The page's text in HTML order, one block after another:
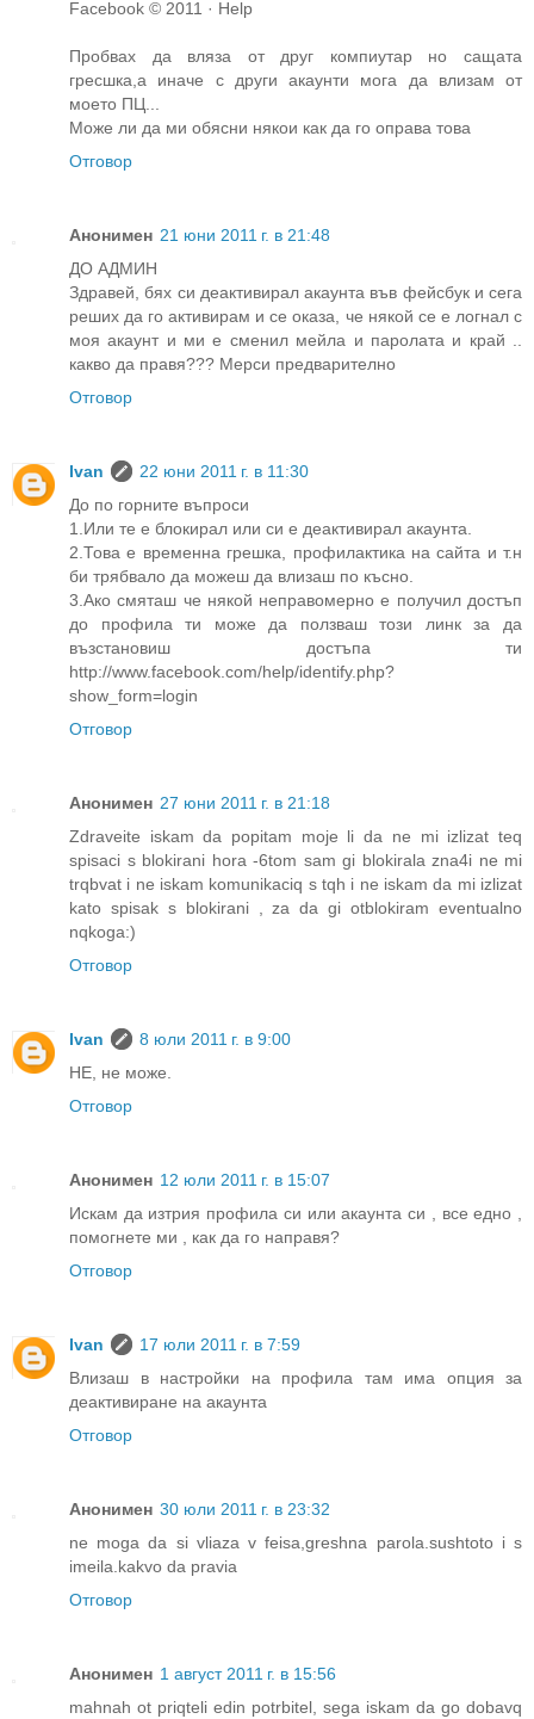
Facebook © 2011 · Help
Пробвах да вляза от друг компиутар но сащата
гресшка,а иначе с други акаунти мога да влизам от
моето ПЦ...
Може ли да ми обясни някои как да го оправа това
Отговор
Анонимен 21 юни 2011 г. в 21:48
ДО АДМИН
Здравей, бях си деактивирал акаунта във фейсбук и сега
реших да го активирам и се оказа, че някой се е логнал с
моя акаунт и ми е сменил мейла и паролата и край ..
какво да правя??? Мерси предварително
Отговор
Ivan
22 юни 2011 г. в 11:30
До по горните въпроси
1.Или те е блокирал или си е деактивирал акаунта.
2.Това е временна грешка, профилактика на сайта и т.н
би трябвало да можеш да влизаш по късно.
3.Ако смяташ че някой неправомерно е получил достъп
до профила ти може да ползваш този линк за да
възстановиш достъпа ти
http://www.facebook.com/help/identify.php?
show_form=login
Отговор
Анонимен 27 юни 2011 г. в 21:18
Zdraveite iskam da popitam moje li da ne mi izlizat teq
spisaci s blokirani hora -6tom sam gi blokirala zna4i ne mi
trqbvat i ne iskam komunikaciq s tqh i ne iskam da mi izlizat
kato spisak s blokirani , za da gi otblokiram eventualno
nqkoga:)
Отговор
Ivan
8 юли 2011 г. в 9:00
НЕ, не може.
Отговор
Анонимен 12 юли 2011 г. в 15:07
Искам да изтрия профила си или акаунта си , все едно ,
помогнете ми , как да го направя?
Отговор
Ivan
17 юли 2011 г. в 7:59
Влизаш в настройки на профила там има опция за
деактивиране на акаунта
Отговор
Анонимен 30 юли 2011 г. в 23:32
ne moga da si vliaza v feisa,greshna parola.sushtoto i s
imeila.kakvo da pravia
Отговор
Анонимен 1 август 2011 г. в 15:56
mahnah ot priqteli edin potrbitel, sega iskam da go dobavq